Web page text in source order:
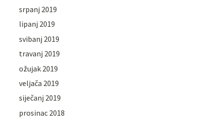
srpanj 2019
lipanj 2019
svibanj 2019
travanj 2019
ožujak 2019
veljača 2019
siječanj 2019
prosinac 2018